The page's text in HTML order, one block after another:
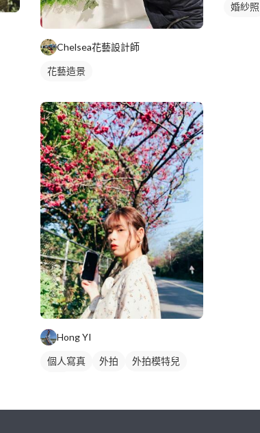
Chelsea花藝設計師
花藝造景
Hong YI
個人寫真 外拍
外拍模特兒
婚紗照